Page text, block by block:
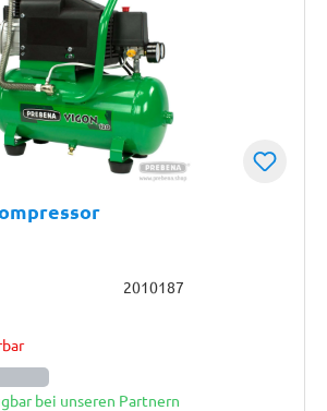
2010187
bei unseren Partnern